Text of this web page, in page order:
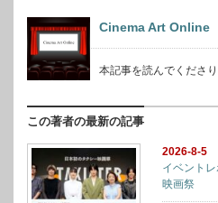
Cinema Art Online
本記事を読んでくださ
この著者の最新の記事
2026-8-5
イベントレ
映画祭